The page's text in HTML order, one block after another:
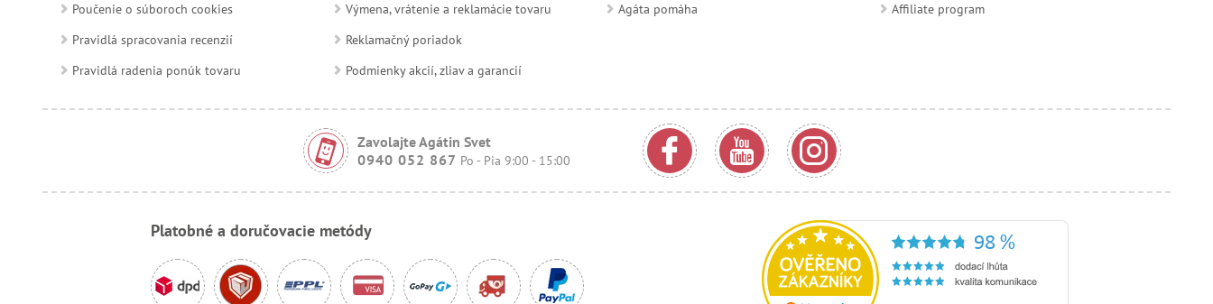
Poučenie o súboroch cookies
Pravidlá spracovania recenzií
Pravidlá radenia ponúk tovaru
Výmena, vrátenie a reklamácie tovaru
Reklamačný poriadok
Podmienky akcií, zliav a garancií
Agáta pomáha
Affiliate program
Zavolajte Agátin Svet
0940 052 867 Po - Pia 9:00 - 15:00
Platobné a doručovacie metódy